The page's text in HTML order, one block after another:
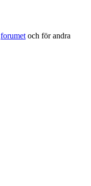
forumet och för andra